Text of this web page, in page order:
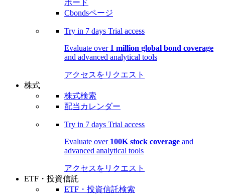
ボード
Cbondsページ
Try in 7 days Trial access
Evaluate over 1 million global bond coverage
and advanced analytical tools
アクセスをリクエスト
株式
株式検索
配当カレンダー
Try in 7 days Trial access
Evaluate over 100K stock coverage and
advanced analytical tools
アクセスをリクエスト
ETF・投資信託
ETF・投資信託検索